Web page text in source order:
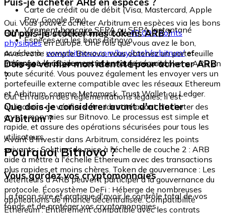
Carte de crédit ou de débit (Visa, Mastercard, Apple
Pay, Google Pay)
Virement bancaire SEPA ou SEPA Instantané
Espèces via les bons Bitnovo
Oui. Vous pouvez acheter Arbitrum en espèces via les bons
Bitnovo, disponibles dans plus de40 000 points
physiquesen Europe. Une fois que vous avez le bon,
accédez à : www.bitnovo.com/buy/cash/arbitrum/et
échangez-le rapidement et en toute sécurité.
Où puis-je stocker mes tokens ARB ?
Avec votre compte Bitnovo, vous obtenez un portefeuille
intégré où vous pouvez stocker et gérer vos tokens ARB en
toute sécurité. Vous pouvez également les envoyer vers un
portefeuille externe compatible avec les réseaux Ethereum
et Arbitrum, comme Metamask, Trust Wallet ou Ledger.
Dois-je vérifier mon identité pour acheter ARB
?
Oui. En raison des réglementations légales, il est
obligatoire de vérifier votre identité avant d'acheter des
cryptomonnaies sur Bitnovo. Le processus est simple et
rapide, et assure des opérations sécurisées pour tous les
utilisateurs.
Que dois-je considérer avant d'acheter
Arbitrum ?
Avant d'investir dans Arbitrum, considérez les points
suivants : Solution de mise à l'échelle de couche 2 : ARB
aide à mettre à l'échelle Ethereum avec des transactions
plus rapides et moins chères. Token de gouvernance : Les
détenteurs d'ARB peuvent participer à la gouvernance du
protocole. Écosystème DeFi : Héberge de nombreuses
applications de finance décentralisée. Compatibilité
Ethereum : Entièrement compatible avec les contrats
Pourquoi Bitnovo ?
Vous gardez vos cryptomonnaies
La façon sûre et pratique d'avoir le contrôle total de vos
fonds et de protéger vos cryptomonnaies.